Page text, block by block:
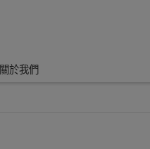
關於我們